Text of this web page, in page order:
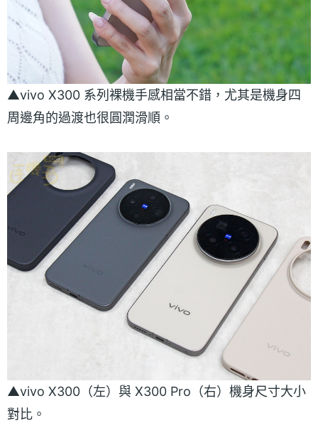
▲vivo X300 系列裸機手感相當不錯，尤其是機身四
周邊角的過渡也很圓潤滑順。
▲vivo X300（左）與 X300 Pro（右）機身尺寸大小
對比。